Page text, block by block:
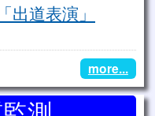
出道表演」
more...